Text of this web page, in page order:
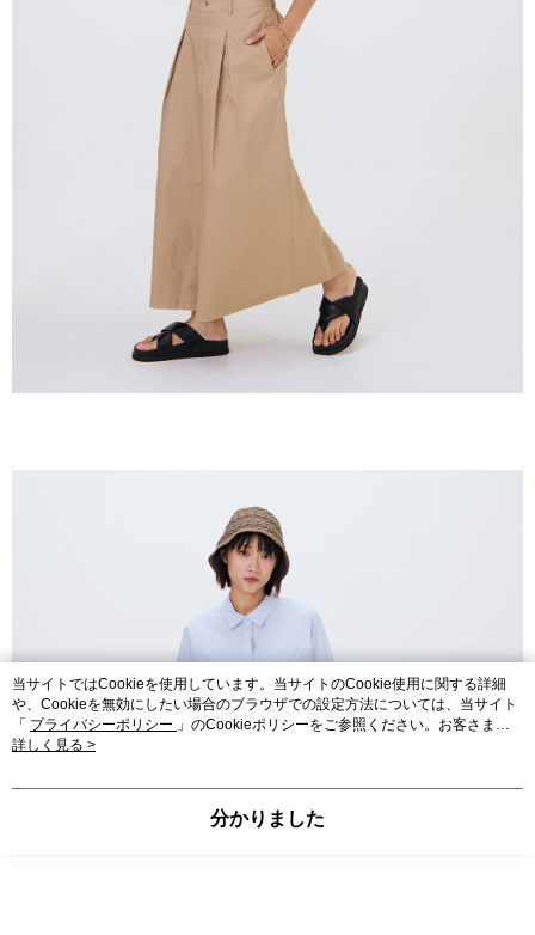
当サイトではCookieを使用しています。当サイトのCookie使用に関する詳細
や、Cookieを無効にしたい場合のブラウザでの設定方法については、当サイト
「 プライバシーポリシー 」のCookieポリシーをご参照ください。お客さま
が、当サイトを引き続き使用される場合、当社がサイト利用規約のCookieポリ
詳しく見る >
分かりました